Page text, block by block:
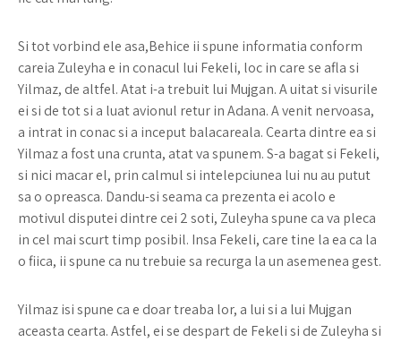
Si tot vorbind ele asa,Behice ii spune informatia conform
careia Zuleyha e in conacul lui Fekeli, loc in care se afla si
Yilmaz, de altfel. Atat i-a trebuit lui Mujgan. A uitat si visurile
ei si de tot si a luat avionul retur in Adana. A venit nervoasa,
a intrat in conac si a inceput balacareala. Cearta dintre ea si
Yilmaz a fost una crunta, atat va spunem. S-a bagat si Fekeli,
si nici macar el, prin calmul si intelepciunea lui nu au putut
sa o opreasca. Dandu-si seama ca prezenta ei acolo e
motivul disputei dintre cei 2 soti, Zuleyha spune ca va pleca
in cel mai scurt timp posibil. Insa Fekeli, care tine la ea ca la
o fiica, ii spune ca nu trebuie sa recurga la un asemenea gest.
Yilmaz isi spune ca e doar treaba lor, a lui si a lui Mujgan
aceasta cearta. Astfel, ei se despart de Fekeli si de Zuleyha si